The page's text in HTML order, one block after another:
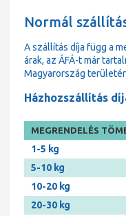
Normál
A szállítás díja függ a
árak, az ÁFÁ-t már
Magyarország
Házhozszállítás
MEGRENDELÉS
1-5 kg
5-10 kg
10-20 kg
20-30 kg